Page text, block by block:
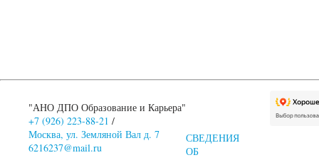
"АНО ДПО Образование и Карьера"
+7 (926) 223-88-21 /
Москва, ул. Земляной Вал д. 7
6216237@mail.ru
СВЕДЕНИЯ
ОБ